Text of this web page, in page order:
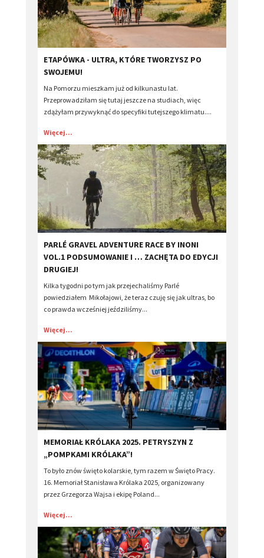
​ETAPÓWKA - ULTRA, KTÓRE TWORZYSZ PO
SWOJEMU!
Na Pomorzu mieszkam już od kilkunastu lat.
Przeprowadziłam się tutaj jeszcze na studiach, więc
zdążyłam przywyknąć do specyfiki tutejszego klimatu....
Więcej...
PARLÉ GRAVEL ADVENTURE RACE BY INONI
VOL.1 PODSUMOWANIE I … ZACHĘTA DO EDYCJI
DRUGIEJ!
Kilka tygodni po tym jak przejechaliśmy Parlé
powiedziałem Mikołajowi, że teraz czuję się jak ultras, bo
co prawda wcześniej jeździliśmy...
Więcej...
​MEMORIAŁ KRÓLAKA 2025. PETRYSZYN Z
„POMPKAMI KRÓLAKA”!
To było znów święto kolarskie, tym razem w Święto Pracy.
16. Memoriał Stanisława Królaka 2025, organizowany
przez Grzegorza Wajsa i ekipę Poland...
Więcej...